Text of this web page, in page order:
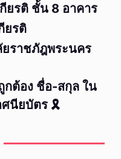
ยรติ ชั้น 8 อาคาร
ยรติ
ราชภัฎพระนคร
ต้อง ชื่อ-สกุล ใน
ศนียบัตร 🎗